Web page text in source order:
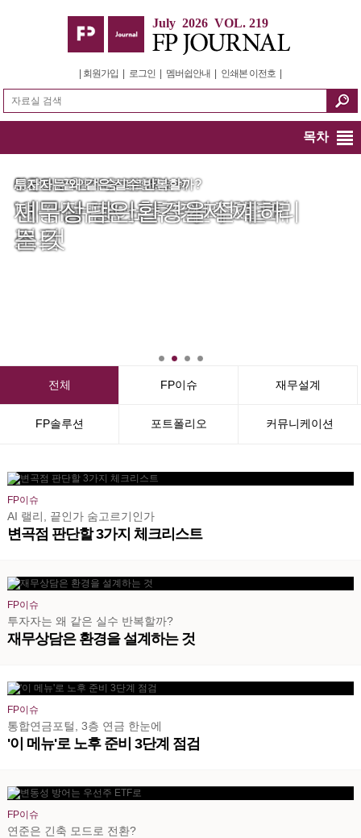
July 2026 VOL. 219
회원가입 로그인 멤버쉽안내 인쇄본 이전호
목차
AI 랠리, 끝인가 숨고르기인가
변곡점 판단할 3가지 체크리
스트
투자자는 왜 같은 실수 반복할까?
재무상담은 환경을 설계하
는 것
통합연금포털, 3층 연금 한눈에
'이 메뉴'로 노후 준비 3단계
점검
연준은 긴축 모드로 전환?
변동성 방어는 우선주 ETF
로
전체 FP이슈 재무설계
FP솔루션 포트폴리오 커뮤니케이션
FP이슈
AI 랠리, 끝인가 숨고르기인가
변곡점 판단할 3가지 체크리스트
FP이슈
투자자는 왜 같은 실수 반복할까?
재무상담은 환경을 설계하는 것
FP이슈
통합연금포털, 3층 연금 한눈에
'이 메뉴'로 노후 준비 3단계 점검
FP이슈
연준은 긴축 모드로 전환?